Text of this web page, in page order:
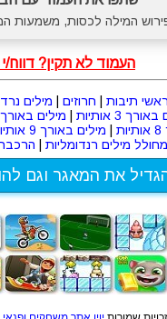
המילה לכסות, משמעות
העמוד לא תקין? דווח/י
ראשי תיבות חרוזים מילים
3 אותיות מילים באורך 4
מילים באורך 9 אותיות
מחולל מילים רנדומליות
את המאגר וגם